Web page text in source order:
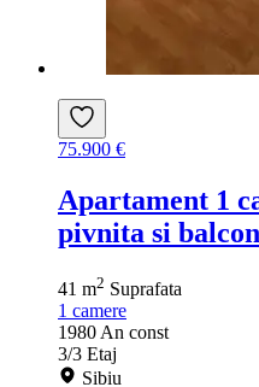
75.900 €
Apartament 1
pivnita si
41 m2 Suprafata
1 camere
1980An const
3/3 Etaj
Sibiu